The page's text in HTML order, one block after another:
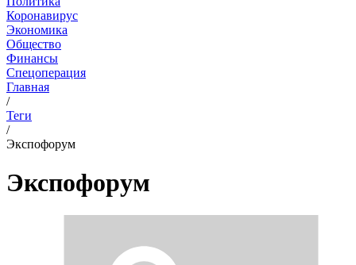
Коронавирус
Экономика
Общество
Финансы
Спецоперация
Главная
/
Теги
/
Экспофорум
Экспофорум